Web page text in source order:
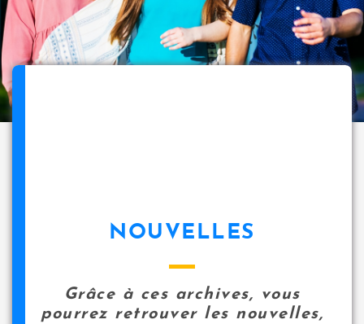
NOUVELLES
Grâce à ces archives, vous
pourrez retrouver les nouvelles,